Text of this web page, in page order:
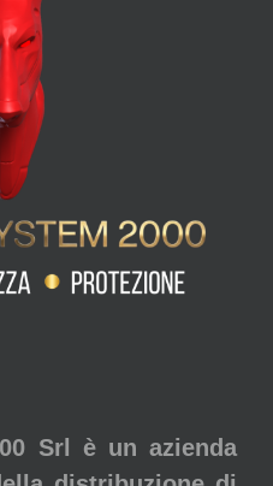
Srl è un azienda